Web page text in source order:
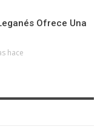
Ofrece Una
hace